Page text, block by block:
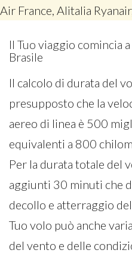
Air France, Alitalia
Il Tuo viaggio comincia
Brasile
Il calcolo di durata del
presupposto che la
aereo di linea è 500
equivalenti a 800
Per la durata totale del
aggiunti 30 minuti che
decollo e atterraggio
Tuo volo può anche
del vento e delle